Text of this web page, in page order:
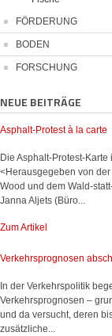
FÖRDERUNG
BODEN
FORSCHUNG
NEUE BEITRÄGE
Asphalt-Protest à la carte
Die Asphalt-Protest-
<Herausgegeben von
Wood und dem Wald-
Janna Aljets (Büro...
Zum Artikel
Verkehrsprognosen
In der Verkehrspolitik
Verkehrsprognosen –
und da versucht, deren
zusätzliche...